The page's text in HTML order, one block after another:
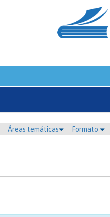
Áreas temáticas Formato